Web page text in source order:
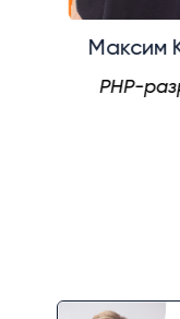
Карпычев
разработчик